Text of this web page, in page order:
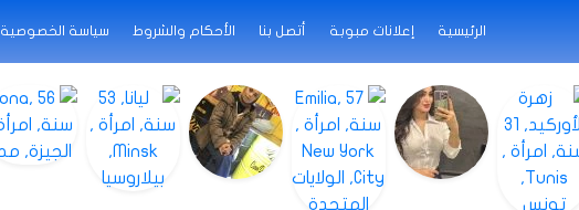
الرئيسية إعلانات مبوبة أتصل بنا الأحكام والشروط سياسة الخصوصية